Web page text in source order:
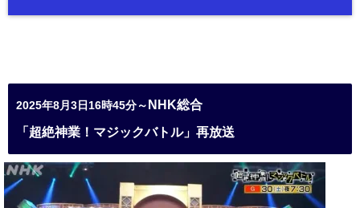
2025年8月3日16時45分～ NHK総合
「超絶神業！マジックバトル」再放送